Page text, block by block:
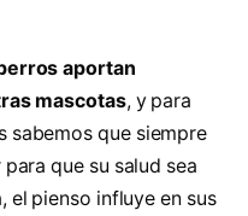
aportan
mascotas, y para
sabemos que siempre
que su salud sea
el pienso influye en sus